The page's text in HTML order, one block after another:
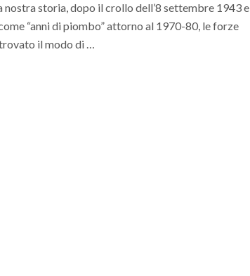
storia, dopo il crollo dell’8 settembre 1943 e
“anni di piombo” attorno al 1970-80, le forze
il modo di …